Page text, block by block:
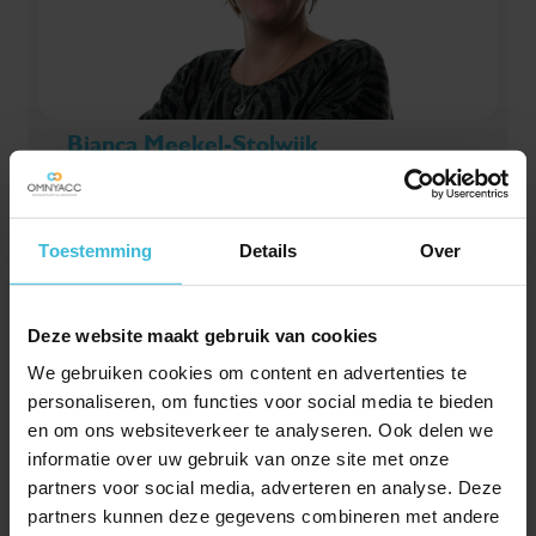
Toestemming Details Over
Deze website maakt gebruik van cookies
We gebruiken cookies om content en advertenties te
personaliseren, om functies voor social media te bieden
en om ons websiteverkeer te analyseren. Ook delen we
informatie over uw gebruik van onze site met onze
partners voor social media, adverteren en analyse. Deze
partners kunnen deze gegevens combineren met andere
Bianca Meekel-Stolwijk
Secretariaat